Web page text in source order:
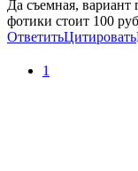
Да съемная,
фотики стоит 100
ОтветитьЦитировать
1